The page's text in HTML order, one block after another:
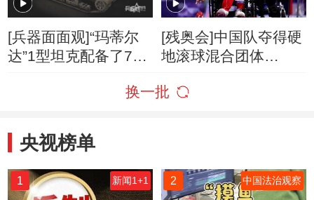
[兵器面面观]“玛蒂尔
达”1型坦克配备了70
[残奥会]中国队夺得硬
地滚球混合团体
换一批
央视榜单
1 新闻1+1 2 中国法治观察